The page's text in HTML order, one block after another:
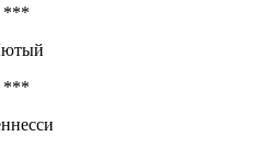
***
***